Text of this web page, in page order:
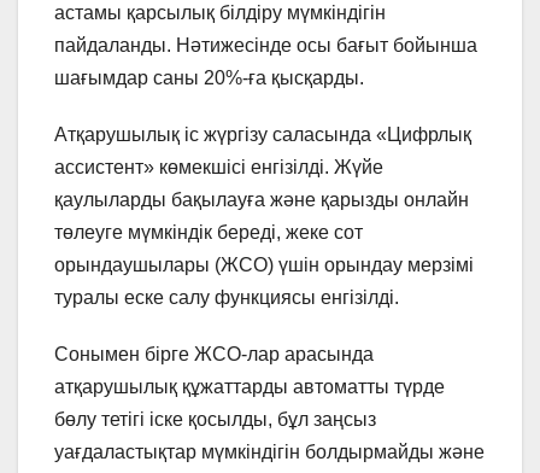
астамы қарсылық білдіру мүмкіндігін
пайдаланды. Нәтижесінде осы бағыт бойынша
шағымдар саны 20%-ға қысқарды.
Атқарушылық іс жүргізу саласында «Цифрлық
ассистент» көмекшісі енгізілді. Жүйе
қаулыларды бақылауға және қарызды онлайн
төлеуге мүмкіндік береді, жеке сот
орындаушылары (ЖСО) үшін орындау мерзімі
туралы еске салу функциясы енгізілді.
Сонымен бірге ЖСО-лар арасында
атқарушылық құжаттарды автоматты түрде
бөлу тетігі іске қосылды, бұл заңсыз
уағдаластықтар мүмкіндігін болдырмайды және